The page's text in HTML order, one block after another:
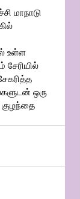
மாநாடு
உள்ள
ஒரு
குழந்தை